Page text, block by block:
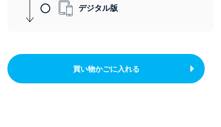
デジタル版
買い物かごに入れる